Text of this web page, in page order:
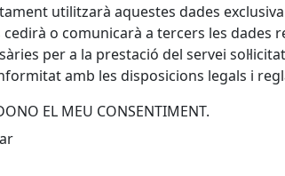
utilitzarà aquestes dades
cedirà o comunicarà a tercers les
per a la prestació del servei
amb les disposicions legals i
EL MEU CONSENTIMENT.